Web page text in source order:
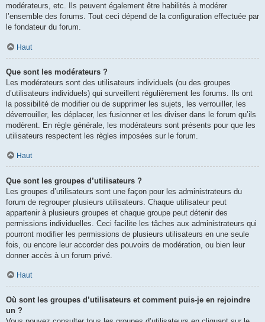
modérateurs, etc. Ils peuvent également être habilités à modérer
l’ensemble des forums. Tout ceci dépend de la configuration effectuée par
le fondateur du forum.
Haut
Que sont les modérateurs ?
Les modérateurs sont des utilisateurs individuels (ou des groupes
d’utilisateurs individuels) qui surveillent régulièrement les forums. Ils ont
la possibilité de modifier ou de supprimer les sujets, les verrouiller, les
déverrouiller, les déplacer, les fusionner et les diviser dans le forum qu’ils
modèrent. En règle générale, les modérateurs sont présents pour que les
utilisateurs respectent les règles imposées sur le forum.
Haut
Que sont les groupes d’utilisateurs ?
Les groupes d’utilisateurs sont une façon pour les administrateurs du
forum de regrouper plusieurs utilisateurs. Chaque utilisateur peut
appartenir à plusieurs groupes et chaque groupe peut détenir des
permissions individuelles. Ceci facilite les tâches aux administrateurs qui
pourront modifier les permissions de plusieurs utilisateurs en une seule
fois, ou encore leur accorder des pouvoirs de modération, ou bien leur
donner accès à un forum privé.
Haut
Où sont les groupes d’utilisateurs et comment puis-je en rejoindre
un ?